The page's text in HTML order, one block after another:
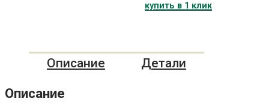
купить в 1 клик
Описание Детали
Описание